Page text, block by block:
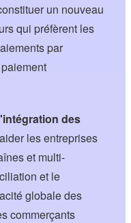
un nouveau
qui préfèrent les
par
des
les entreprises
et multi-
et le
globale des
commerçants